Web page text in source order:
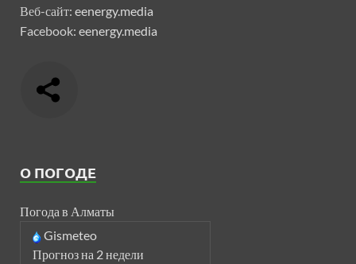
Веб-сайт: eenergy.media
Facebook: eenergy.media
О ПОГОДЕ
Погода в Алматы
Gismeteo
Прогноз на 2 недели